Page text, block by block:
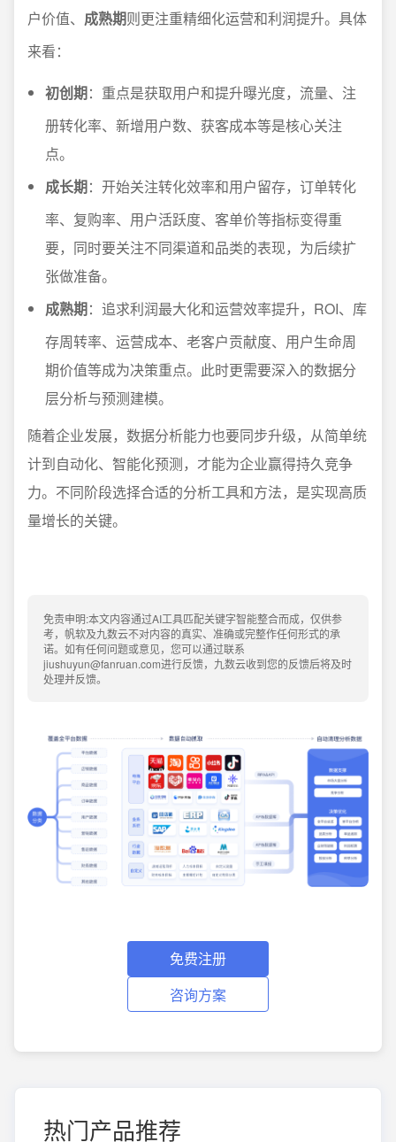
户价值、 成熟期则更注重精细化运营和利润提升。具体
来看：
初创期：重点是获取用户和提升曝光度，流量、注
册转化率、新增用户数、获客成本等是核心关注
点。
成长期：开始关注转化效率和用户留存，订单转化
率、复购率、用户活跃度、客单价等指标变得重
要，同时要关注不同渠道和品类的表现，为后续扩
张做准备。
成熟期：追求利润最大化和运营效率提升，ROI、库
存周转率、运营成本、老客户贡献度、用户生命周
期价值等成为决策重点。此时更需要深入的数据分
层分析与预测建模。
随着企业发展，数据分析能力也要同步升级，从简单统
计到自动化、智能化预测，才能为企业赢得持久竞争
力。不同阶段选择合适的分析工具和方法，是实现高质
量增长的关键。
免责申明:本文内容通过AI工具匹配关键字智能整合而成，仅供参
考，帆软及九数云不对内容的真实、准确或完整作任何形式的承
诺。如有任何问题或意见，您可以通过联系
jiushuyun@fanruan.com进行反馈，九数云收到您的反馈后将及时
处理并反馈。
免费注册
咨询方案
热门产品推荐